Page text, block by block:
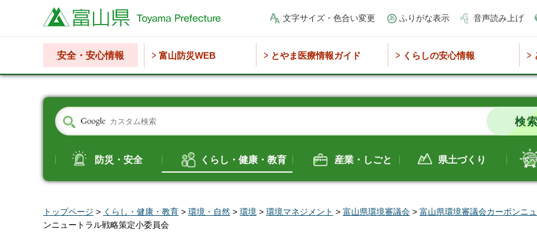
富山県 文字サイズ・色合い変更 ふりがな表示 音声読み上げ
安全・安心情報 富山防災WEB とやま医療情報ガイド くらしの安心情報
防災・安全 くらし・健康・教育 産業・しごと 県土づくり
トップページ > くらし・健康・教育 > 環境・自然 > 環境 > 環境マネジメント > 富山県環境審議会 > 富山県環境審議会カーボンニ
ンニュートラル戦略策定小委員会